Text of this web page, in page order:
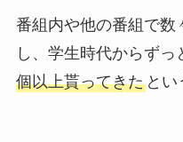
番組内や他の番組で数
し、学生時代からずっ
個以上貰ってきたとい